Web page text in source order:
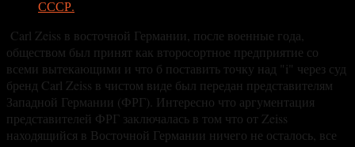
СССР.
Carl Zeiss в восточной Германии, после военные года,
обществом был принят как второсортное предприятие со
всеми вытекающими и что б поставить точку над "i" через суд
бренд Carl Zeiss в чистом виде был передан представителям
Западной Германии (ФРГ). Интересно что аргументация
представителей ФРГ заключалась в том что от Zeiss
находящийся в Восточной Германии ничего не осталось, все